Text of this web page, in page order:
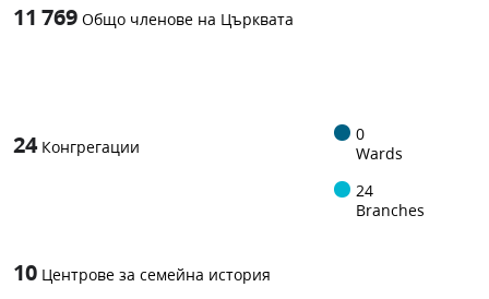
11 769 Общо членове на Църквата
24 Конгрегации
0
Wards
24
Branches
10 Центрове за семейна история